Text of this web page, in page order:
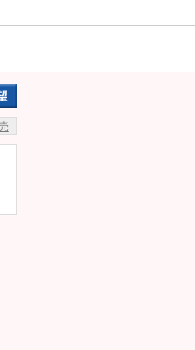
世界大会でも頂点ま
、“高速パンチ女子”が